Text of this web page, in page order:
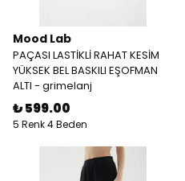
Mood Lab
PAÇASI LASTİKLİ RAHAT KESİM
YÜKSEK BEL BASKILI EŞOFMAN
ALTI - grimelanj
₺ 599.00
5 Renk 4 Beden